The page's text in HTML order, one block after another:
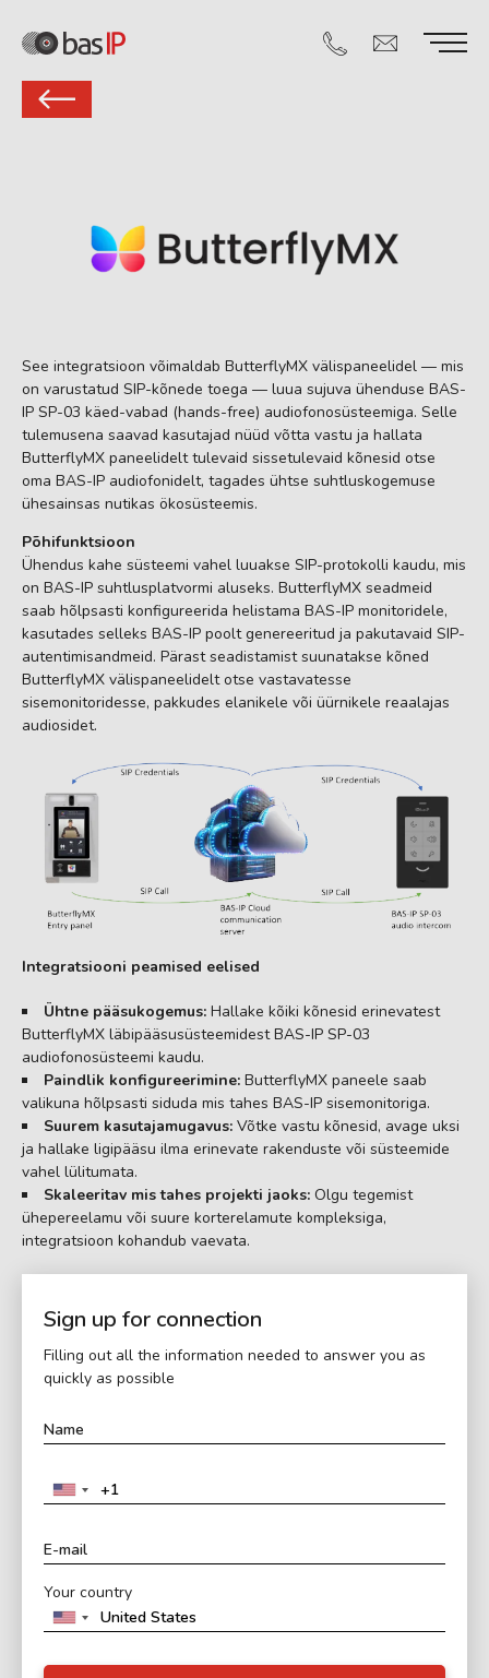
See integratsioon võimaldab ButterflyMX välispaneelidel — mis
on varustatud SIP-kõnede toega — luua sujuva ühenduse BAS-
IP SP-03 käed-vabad (hands-free) audiofonosüsteemiga. Selle
tulemusena saavad kasutajad nüüd võtta vastu ja hallata
ButterflyMX paneelidelt tulevaid sissetulevaid kõnesid otse
oma BAS-IP audiofonidelt, tagades ühtse suhtluskogemuse
ühesainsas nutikas ökosüsteemis.
Põhifunktsioon
Ühendus kahe süsteemi vahel luuakse SIP-protokolli kaudu, mis
on BAS-IP suhtlusplatvormi aluseks. ButterflyMX seadmeid
saab hõlpsasti konfigureerida helistama BAS-IP monitoridele,
kasutades selleks BAS-IP poolt genereeritud ja pakutavaid SIP-
autentimisandmeid. Pärast seadistamist suunatakse kõned
ButterflyMX välispaneelidelt otse vastavatesse
sisemonitoridesse, pakkudes elanikele või üürnikele reaalajas
audiosidet.
Integratsiooni peamised eelised
Ühtne pääsukogemus: Hallake kõiki kõnesid erinevatest
ButterflyMX läbipääsusüsteemidest BAS-IP SP-03
audiofonosüsteemi kaudu.
Paindlik konfigureerimine: ButterflyMX paneele saab
valikuna hõlpsasti siduda mis tahes BAS-IP sisemonitoriga.
Suurem kasutajamugavus: Võtke vastu kõnesid, avage uksi
ja hallake ligipääsu ilma erinevate rakenduste või süsteemide
vahel lülitumata.
Skaleeritav mis tahes projekti jaoks: Olgu tegemist
ühepereelamu või suure korterelamute kompleksiga,
integratsioon kohandub vaevata.
Sign up for connection
Filling out all the information needed to answer you as
quickly as possible
Your country